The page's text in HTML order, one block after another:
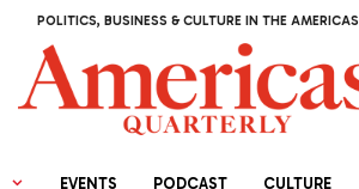
POLITICS, BUSINESS & CULTURE IN THE AMERICAS
EVENTS PODCAST CULTURE